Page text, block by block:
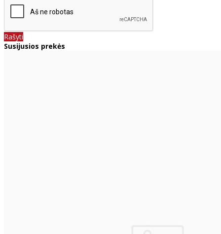
Rašyti
Susijusios prekės